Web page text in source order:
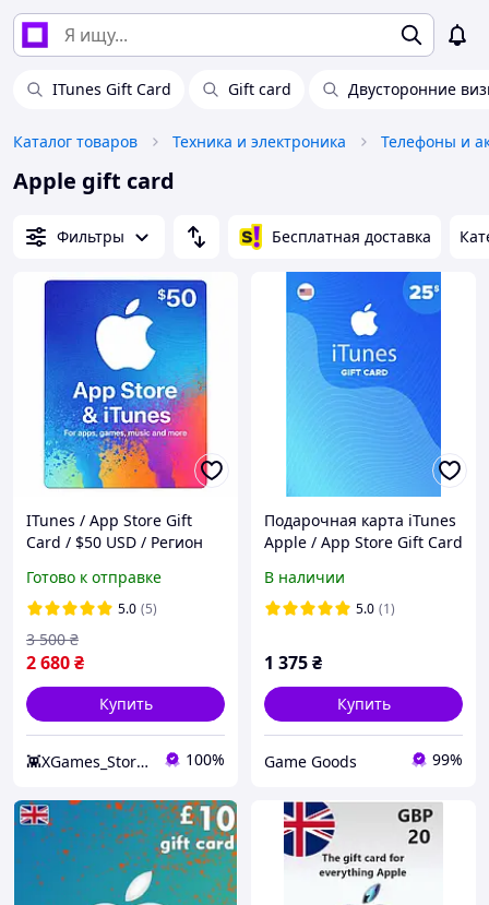
ITunes Gift Card Gift card Двусторонние
Каталог товаров Техника и электроника Телефоны и
Apple gift card
Фильтры Бесплатная доставка
ITunes / App Store Gift
Card / $50 USD / Регион
App Store Gift Card / $50
USA / Быстрая доставка
Готово к отправке
5.0 (5)
2 680₴
3 500 ₴
Купить
👾XGames_Store👾 100%
Подарочная карта iTunes
Apple / App Store Gift Card
регион
В наличии
5.0 (1)
1 375₴
Купить
Game Goods 99%